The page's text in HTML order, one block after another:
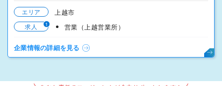
エリア 上越市
求人 1 営業（上越営業所）
企業情報の詳細を見る